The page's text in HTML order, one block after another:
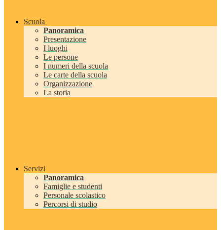
Scuola
Panoramica
Presentazione
I luoghi
Le persone
I numeri della scuola
Le carte della scuola
Organizzazione
La storia
Servizi
Panoramica
Famiglie e studenti
Personale scolastico
Percorsi di studio